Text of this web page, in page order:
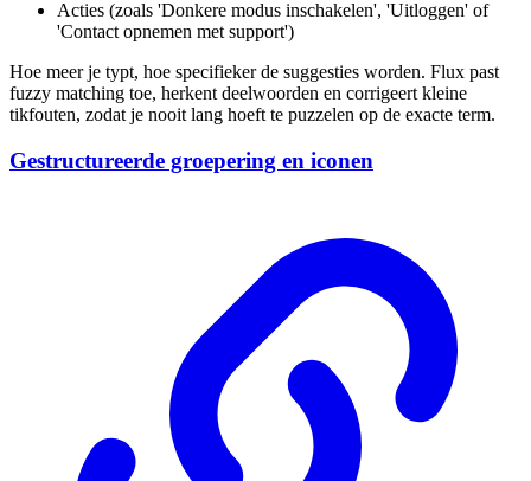
Acties (zoals 'Donkere modus inschakelen', 'Uitloggen' of
'Contact opnemen met support')
Hoe meer je typt, hoe specifieker de suggesties worden. Flux past
fuzzy matching toe, herkent deelwoorden en corrigeert kleine
tikfouten, zodat je nooit lang hoeft te puzzelen op de exacte term.
Gestructureerde groepering en iconen